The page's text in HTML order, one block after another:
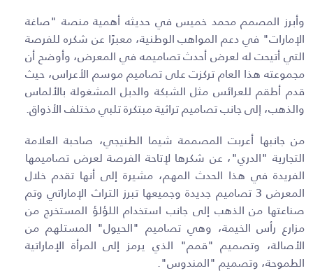
وأبرز المصمم محمد خميس في حديثه أهمية منصة "صاغة
الإمارات" في دعم المواهب الوطنية، معبرًا عن شكره للفرصة
التي أتيحت له لعرض أحدث تصاميمه في المعرض، وأوضح أن
مجموعته هذا العام تركزت على تصاميم موسم الأعراس، حيث
قدم أطقم للعرائس مثل الشبكة والدبل المشغولة بالألماس
والذهب، إلى جانب تصاميم تراثية مبتكرة تلبي مختلف الأذواق.
من جانبها أعربت المصممة شيما الطنيجي، صاحبة العلامة
التجارية "الدري"، عن شكرها لإتاحة الفرصة لعرض تصاميمها
الفريدة في هذا الحدث المهم، مشيرة إلى أنها تقدم خلال
المعرض 3 تصاميم جديدة وجميعها تبرز التراث الإماراتي وتم
صناعتها من الذهب إلى جانب استخدام اللؤلؤ المستخرج من
مزارع رأس الخيمة، وهي تصاميم "الحيول" المستلهم من
الأصالة، وتصميم "قمم" الذي يرمز إلى المرأة الإماراتية
الطموحة، وتصميم "المندوس".